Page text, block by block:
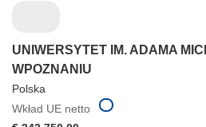
UNIWERSYTET IM. ADAMA
WPOZNANIU
Polska
Wkład UE netto